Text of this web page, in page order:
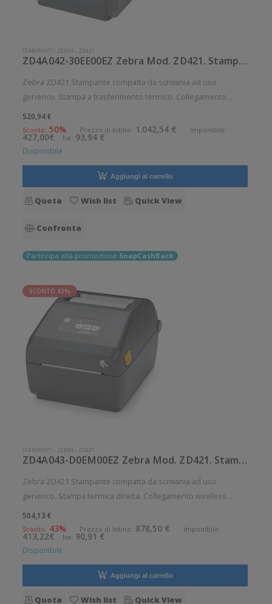
STAMPANTI - ZEBRA - ZD421
ZD4A042-30EE00EZ Zebra Mod. ZD421. Stampante di etichette.
Zebra ZD421 Stampante compatta da scrivania ad uso
generico. Stampa a trasferimento termico. Collegamento
wireless senza fili. Velocità di stampa: 152 mm/sec Risoluzione
di stampa: 8 dot/mm Wireless: Presente Supporto di stampa:
Braccialetti,
520,94 €
Sconto: 50% Prezzo di listino: 1.042,54 € Imponibile:
427,00€ Iva: 93,94 €
Disponibile
Aggiungi al carrello
Quota Wish list Quick View
Confronta
Partecipa alla promozione SnapCashBack
SCONTO 43%
STAMPANTI - ZEBRA - ZD421
ZD4A043-D0EM00EZ Zebra Mod. ZD421. Stampante di etichette.
Zebra ZD421 Stampante compatta da scrivania ad uso
generico. Stampa termica diretta. Collegamento wireless
senza fili. Velocità di stampa: 102 mm/sec Risoluzione di
stampa: 12 dot/mm Wireless: Presente Supporto di stampa:
Braccialetti, Carta i
504,13 €
Sconto: 43% Prezzo di listino: 878,50 € Imponibile:
413,22€ Iva: 90,91 €
Disponibile
Aggiungi al carrello
Quota Wish list Quick View